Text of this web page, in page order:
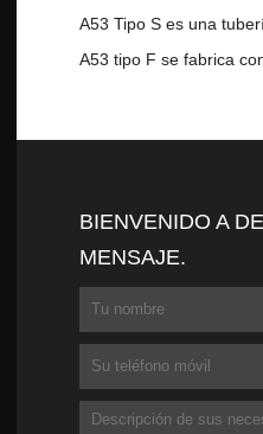
A53 Tipo S es una
A53 tipo F se fabrica
BIENVENIDO A
MENSAJE.